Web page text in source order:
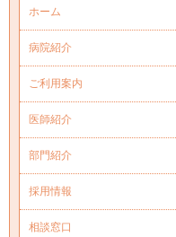
ホーム
病院紹介
ご利用案内
医師紹介
部門紹介
採用情報
相談窓口